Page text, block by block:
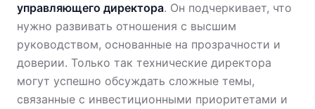
управляющего директора. Он подчеркивает, что
нужно развивать отношения с высшим
руководством, основанные на прозрачности и
доверии. Только так технические директора
могут успешно обсуждать сложные темы,
связанные с инвестиционными приоритетами и